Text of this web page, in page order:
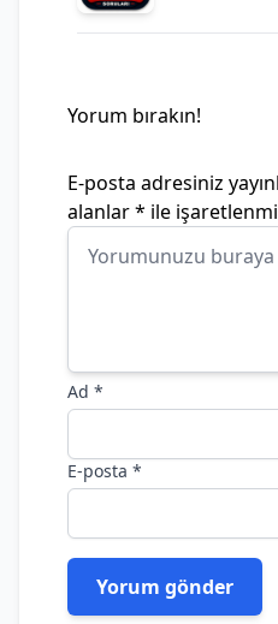
Yorum bırakın!
E-posta adresiniz
alanlar* ile
Ad *
E-posta *